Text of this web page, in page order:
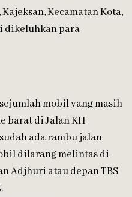
Kecamatan Kota,
dikeluhkan para
mobil yang masih
barat di Jalan KH
ada rambu jalan
dilarang melintas di
Adjhuri atau depan TBS